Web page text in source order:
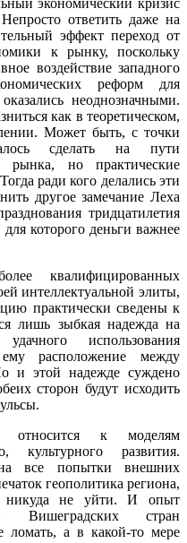
ответить даже на
эффект переход от
к рынку, поскольку
воздействие западного
реформ для
неоднозначными.
как в теоретическом,
Может быть, с точки
сделать на пути
рынка, но практические
ради кого делались эти
другое замечание Леха
тридцатилетия
которого деньги важнее
квалифицированных
интеллектуальной элиты,
практически сведены к
лишь зыбкая надежда на
использования
расположение между
и этой надежде суждено
сторон будут исходить
к моделям
культурного развития.
все попытки внешних
геополитика региона,
никуда не уйти. И опыт
Вишеградских стран
ломать, а в какой-то мере